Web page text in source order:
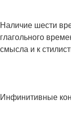
Наличие шести
глагольного
смысла и к
Инфинитивные